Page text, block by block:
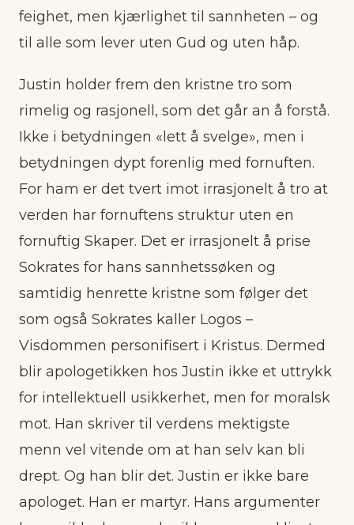
feighet, men kjærlighet til sannheten – og
til alle som lever uten Gud og uten håp.
Justin holder frem den kristne tro som
rimelig og rasjonell, som det går an å forstå.
Ikke i betydningen «lett å svelge», men i
betydningen dypt forenlig med fornuften.
For ham er det tvert imot irrasjonelt å tro at
verden har fornuftens struktur uten en
fornuftig Skaper. Det er irrasjonelt å prise
Sokrates for hans sannhetssøken og
samtidig henrette kristne som følger det
som også Sokrates kaller Logos –
Visdommen personifisert i Kristus. Dermed
blir apologetikken hos Justin ikke et uttrykk
for intellektuell usikkerhet, men for moralsk
mot. Han skriver til verdens mektigste
menn vel vitende om at han selv kan bli
drept. Og han blir det. Justin er ikke bare
apologet. Han er martyr. Hans argumenter